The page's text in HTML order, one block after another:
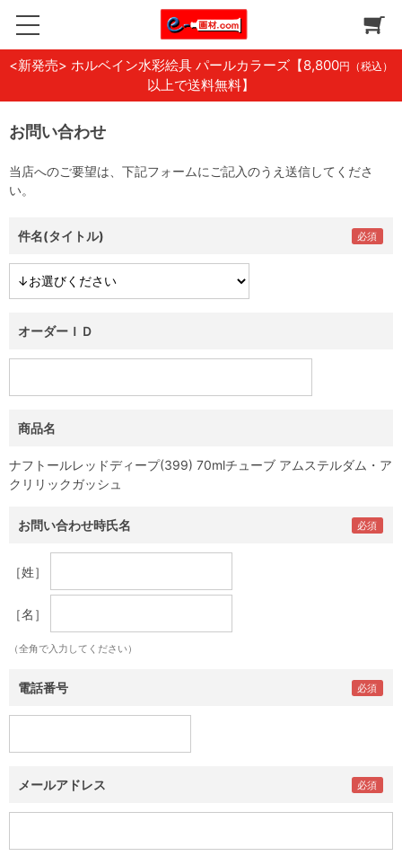
<新発売> ホルベイン水彩絵具 パールカラーズ 【8,800円（税込）
以上で送料無料】
お問い合わせ
当店へのご要望は、下記フォームにご記入のうえ送信してくださ
い。
件名(タイトル)
オーダーＩＤ
商品名
ナフトールレッドディープ(399) 70mlチューブ アムステルダム・ア
クリリックガッシュ
お問い合わせ時氏名
［姓］
［名］
（全角で入力してください）
電話番号
メールアドレス